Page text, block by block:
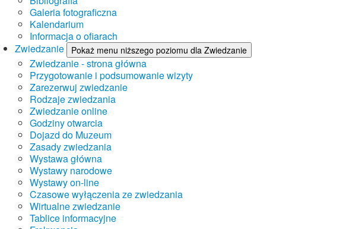
Galeria fotograficzna
Kalendarium
Informacja o ofiarach
Zwiedzanie
Pokaż menu niższego poziomu dla Zwiedzanie
Zwiedzanie - strona główna
Przygotowanie i podsumowanie wizyty
Zarezerwuj zwiedzanie
Rodzaje zwiedzania
Zwiedzanie online
Godziny otwarcia
Dojazd do Muzeum
Zasady zwiedzania
Wystawa główna
Wystawy narodowe
Wystawy on-line
Czasowe wyłączenia ze zwiedzania
Wirtualne zwiedzanie
Tablice informacyjne